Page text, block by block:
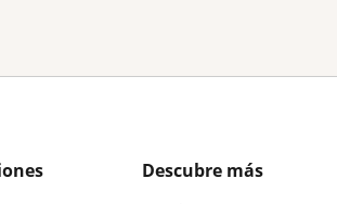
Descubre más